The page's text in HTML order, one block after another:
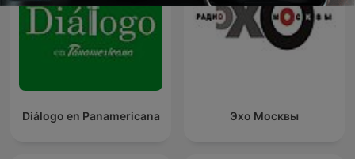
Diálogo en Panamericana Эхо Москвы